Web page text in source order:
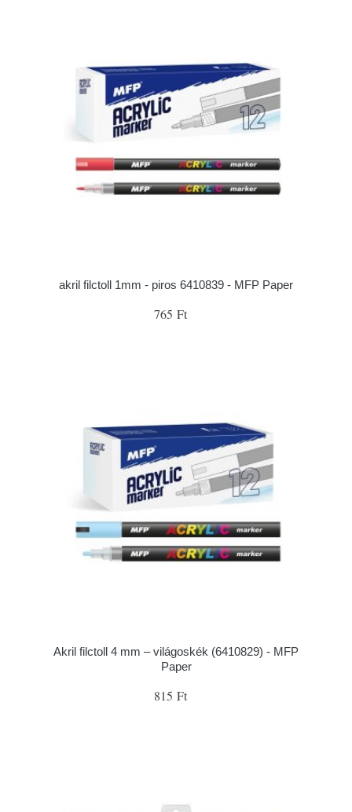
akril filctoll 1mm - piros 6410839 - MFP Paper
765 Ft
Akril filctoll 4 mm – világoskék (6410829) - MFP
Paper
815 Ft